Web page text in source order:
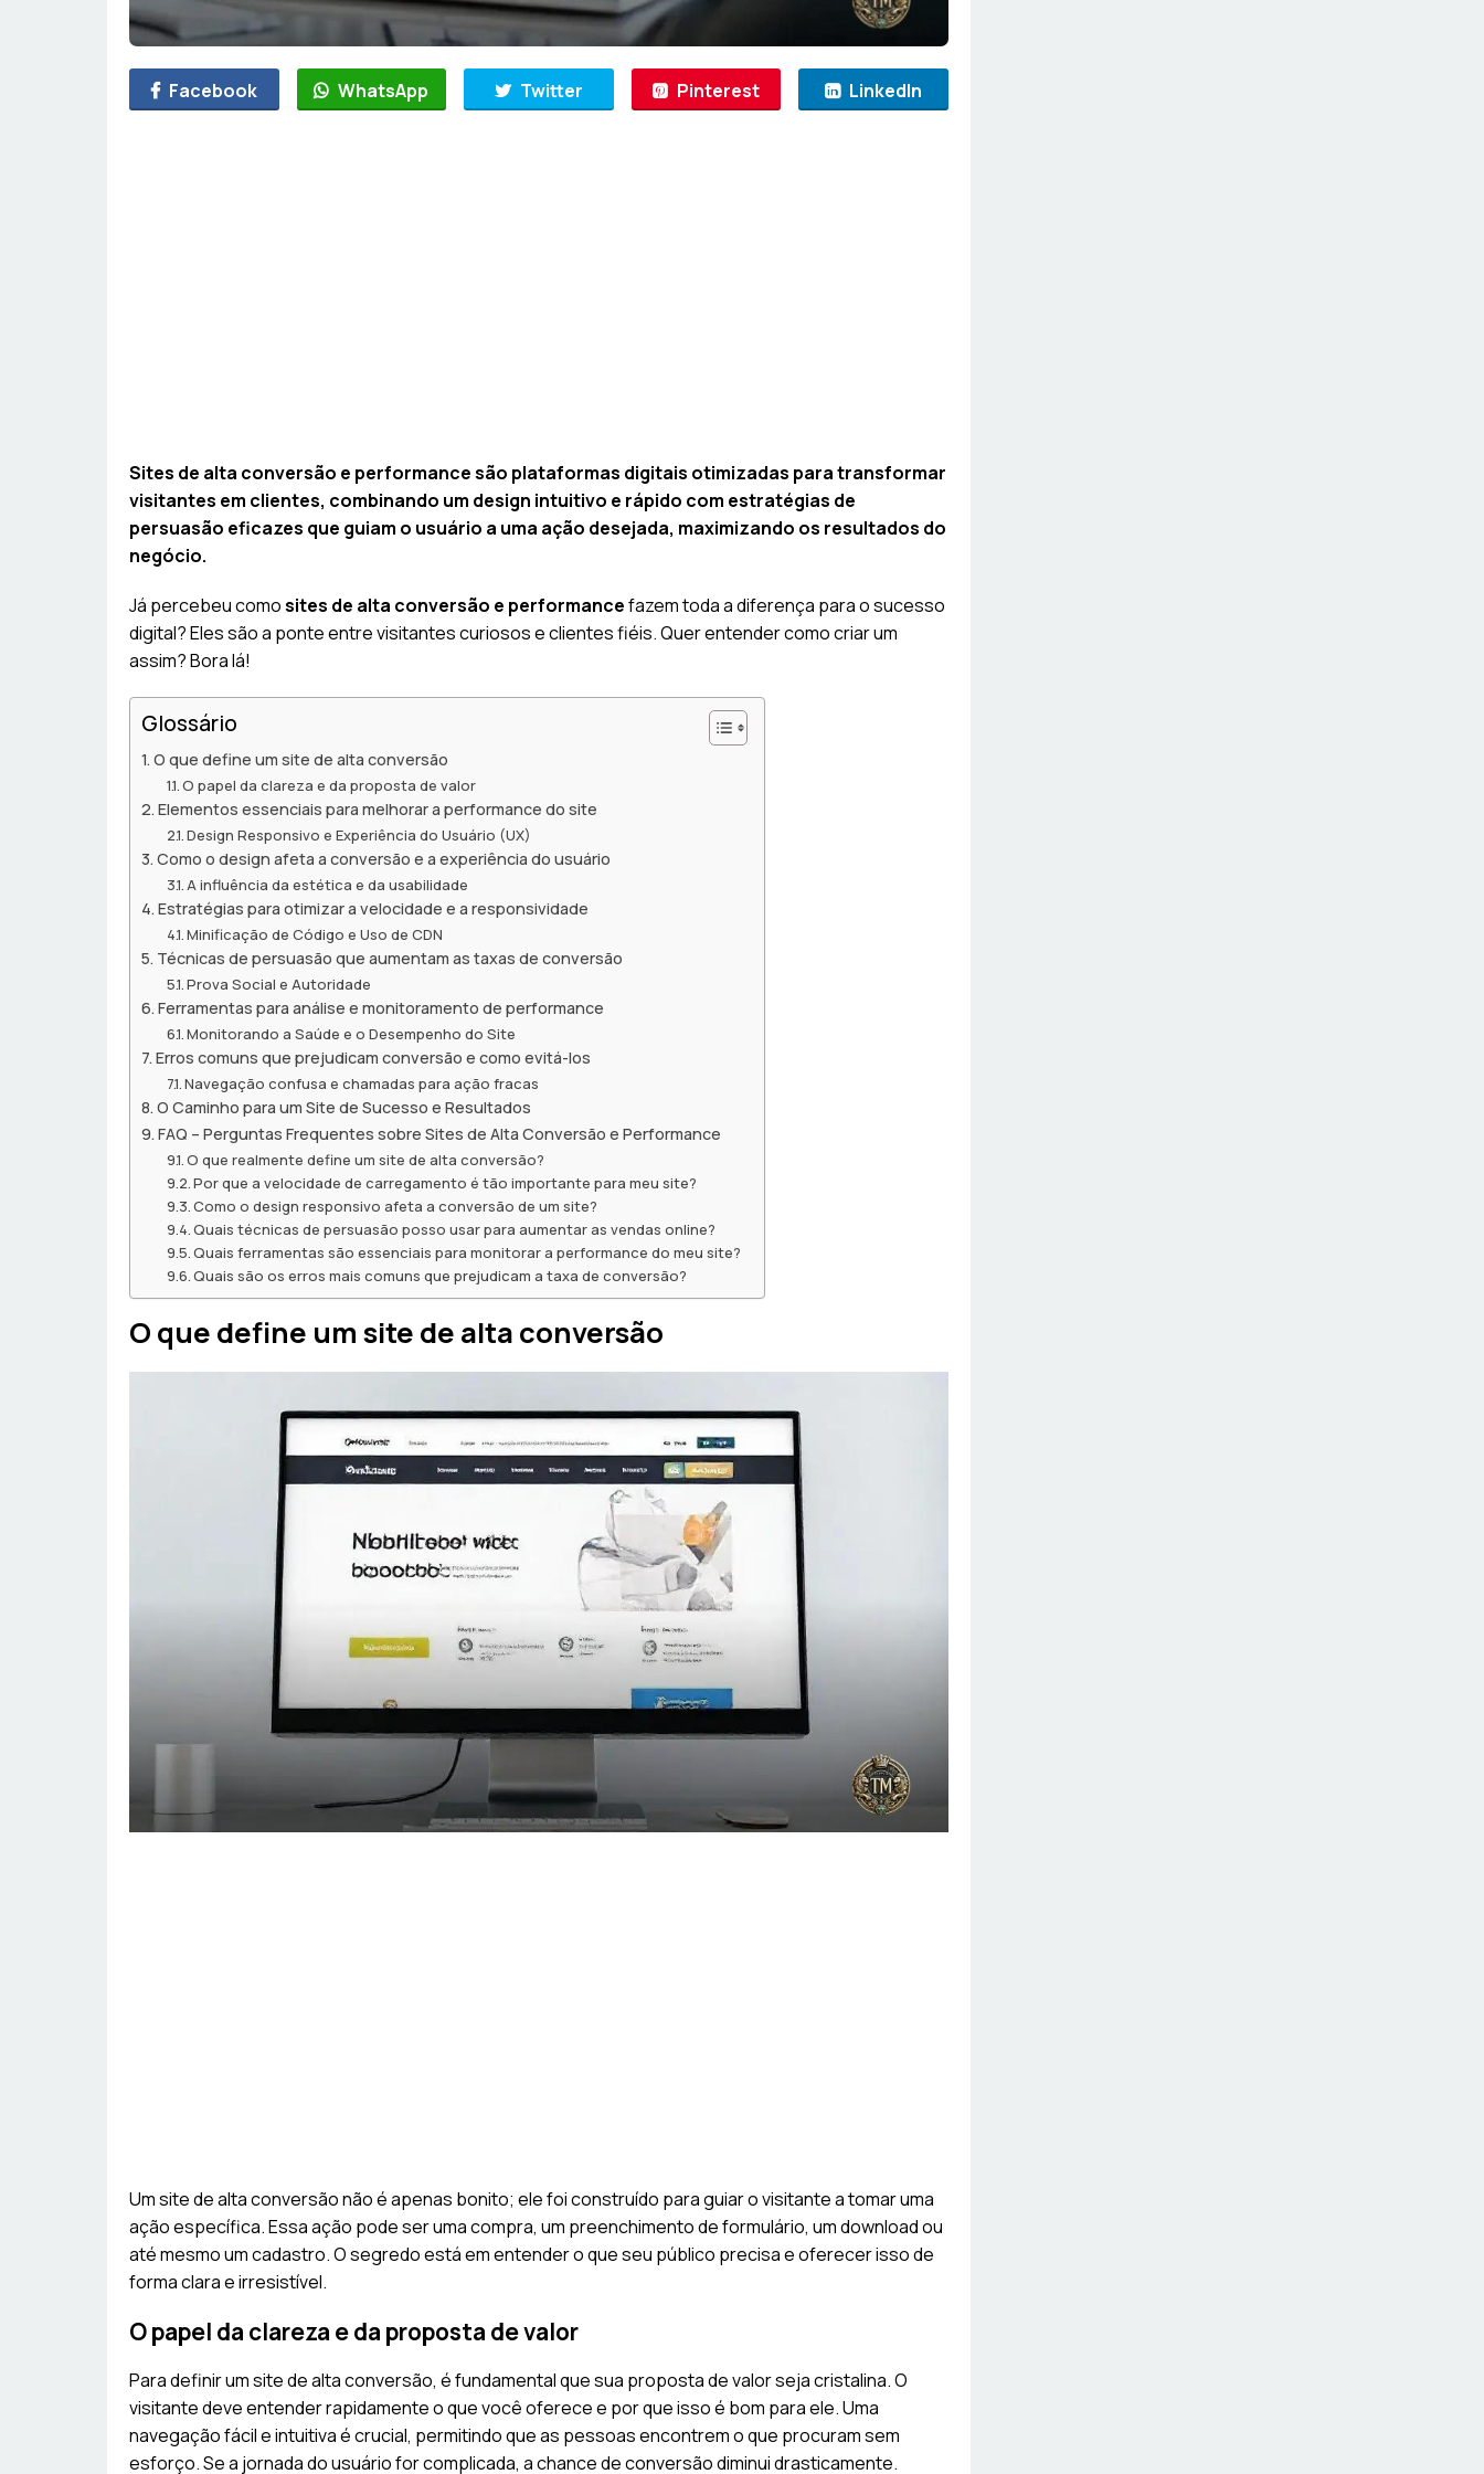
Facebook WhatsApp Twitter Pinterest LinkedIn
Sites de alta conversão e performance são plataformas digitais otimizadas para transformar
visitantes em clientes, combinando um design intuitivo e rápido com estratégias de
persuasão eficazes que guiam o usuário a uma ação desejada, maximizando os resultados do
negócio.
Já percebeu comosites de alta conversão e performancefazem toda a diferença para o sucesso
digital? Eles são a ponte entre visitantes curiosos e clientes fiéis. Quer entender como criar um
assim? Bora lá!
Glossário
O que define um site de alta conversão
O papel da clareza e da proposta de valor
Elementos essenciais para melhorar a performance do site
Design Responsivo e Experiência do Usuário (UX)
Como o design afeta a conversão e a experiência do usuário
A influência da estética e da usabilidade
Estratégias para otimizar a velocidade e a responsividade
Minificação de Código e Uso de CDN
Técnicas de persuasão que aumentam as taxas de conversão
Prova Social e Autoridade
Ferramentas para análise e monitoramento de performance
Monitorando a Saúde e o Desempenho do Site
Erros comuns que prejudicam conversão e como evitá-los
Navegação confusa e chamadas para ação fracas
O Caminho para um Site de Sucesso e Resultados
FAQ – Perguntas Frequentes sobre Sites de Alta Conversão e Performance
O que realmente define um site de alta conversão?
Por que a velocidade de carregamento é tão importante para meu site?
Como o design responsivo afeta a conversão de um site?
Quais técnicas de persuasão posso usar para aumentar as vendas online?
Quais ferramentas são essenciais para monitorar a performance do meu site?
Quais são os erros mais comuns que prejudicam a taxa de conversão?
O que define um site de alta conversão
Um site de alta conversão não é apenas bonito; ele foi construído para guiar o visitante a tomar uma
ação específica. Essa ação pode ser uma compra, um preenchimento de formulário, um download ou
até mesmo um cadastro. O segredo está em entender o que seu público precisa e oferecer isso de
forma clara e irresistível.
O papel da clareza e da proposta de valor
Para definir um site de alta conversão, é fundamental que sua proposta de valor seja cristalina. O
visitante deve entender rapidamente o que você oferece e por que isso é bom para ele. Uma
navegação fácil e intuitiva é crucial, permitindo que as pessoas encontrem o que procuram sem
esforço. Se a jornada do usuário for complicada, a chance de conversão diminui drasticamente.